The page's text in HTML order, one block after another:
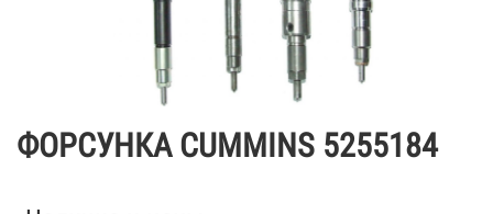
ФОРСУНКА CUMMINS 5255184